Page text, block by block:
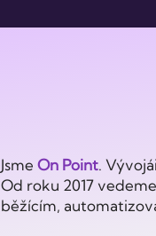
Jsme On Point.
Od roku 2017
běžícím,